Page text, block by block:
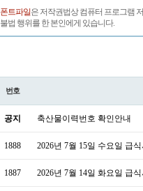
폰트파일은 저작권법상 컴퓨터 프로그램
불법 행위를 한 본인에게 있습니다.
번호
공지 축산물이력번호 확인안내
1888 2026년 7월 15일 수요일 급
1887 2026년 7월 14일 화요일 급